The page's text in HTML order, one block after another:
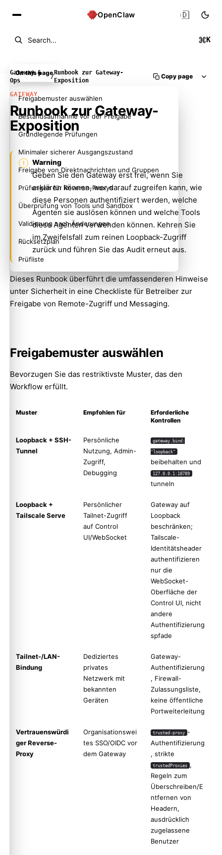
OpenClaw
Search... K
🇩🇪
Gateway &
Ops
/
Runbook zur Gateway-
Exposition
Copy page
GATEWAY
Runbook zur Gateway-
Exposition
Warning
Geben Sie den Gateway erst frei, wenn Sie
erklären können, wer darauf zugreifen kann, wie
diese Personen authentifiziert werden, welche
Agenten sie auslösen können und welche Tools
diese Agenten verwenden können. Kehren Sie
im Zweifelsfall zum reinen Loopback-Zugriff
zurück und führen Sie das Audit erneut aus.
Dieses Runbook überführt die umfassenderen Hinweise
unter Sicherheit in eine Checkliste für Betreiber zur
Freigabe von Remote-Zugriff und Messaging.
Freigabemuster auswählen
Bevorzugen Sie das restriktivste Muster, das den
Workflow erfüllt.
Muster Empfohlen für
Erforderliche
Kontrollen
Loopback + SSH-
Tunnel
Persönliche
Nutzung, Admin-
Zugriff,
Debugging
gateway.bind:
"loopback"
beibehalten und
127.0.0.1:18789
tunneln
Loopback +
Tailscale Serve
Persönlicher
Tailnet-Zugriff
auf Control
UI/WebSocket
Gateway auf
Loopback
beschränken;
Tailscale-
Identitätsheader
authentifizieren
nur die
WebSocket-
Oberfläche der
Control UI, nicht
andere
Authentifizierung
spfade
Tailnet-/LAN-
Bindung
Dediziertes
privates
Netzwerk mit
bekannten
Geräten
Gateway-
Authentifizierung
, Firewall-
Zulassungsliste,
keine öffentliche
Portweiterleitung
Vertrauenswürdi
ger Reverse-
Proxy
Organisationswei
tes SSO/OIDC vor
dem Gateway
trusted-proxy -
Authentifizierung
, strikte
trustedProxies ,
Regeln zum
Überschreiben/E
ntfernen von
Headern,
ausdrücklich
zugelassene
Benutzer
On this page
Freigabemuster auswählen
Bestandsaufnahme vor der Freigabe
Grundlegende Prüfungen
Minimaler sicherer Ausgangszustand
Freigabe von Direktnachrichten und Gruppen
Prüfungen für Reverse-Proxys
Überprüfung von Tools und Sandbox
Validierung nach Änderungen
Rücksetzplan
Prüfliste